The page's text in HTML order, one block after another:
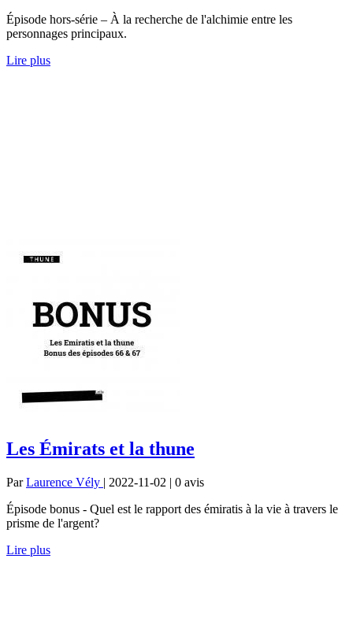
Épisode hors-série – À la recherche de l'alchimie entre les
personnages principaux.
Lire plus
Les Émirats et la thune
ParLaurence Vély | 2022-11-02 | 0 avis
Épisode bonus - Quel est le rapport des émiratis à la vie à travers le
prisme de l'argent?
Lire plus